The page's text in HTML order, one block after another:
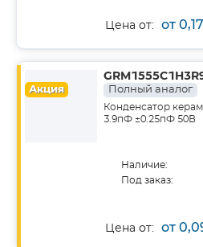
Цена от: от 0,17
Акция Полный аналог
Конденсатор
3.9пФ ±0.25пФ 50В
Наличие:
Под заказ:
Цена от: от